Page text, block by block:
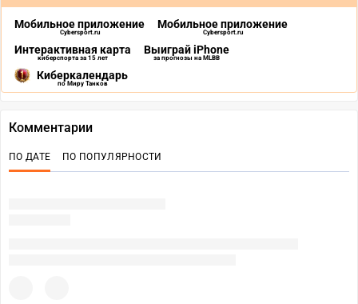
Мобильное приложение
Cybersport.ru
Мобильное приложение
Cybersport.ru
Интерактивная карта
киберспорта за 15 лет
Выиграй iPhone
за прогнозы на MLBB
Киберкалендарь
по Миру Танков
Комментарии
ПО ДАТЕ ПО ПОПУЛЯРНОСТИ